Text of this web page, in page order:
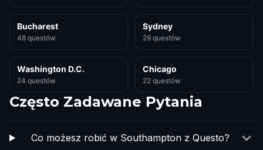
Bucharest
48 questów
Sydney
29 questów
Washington D.C.
24 questów
Chicago
22 questów
Często Zadawane Pytania
Co możesz robić w Southampton z Questo?